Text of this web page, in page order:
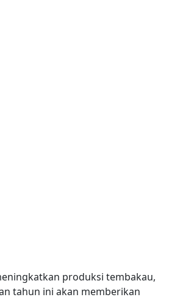
produksi tembakau,
tahun ini akan memberikan